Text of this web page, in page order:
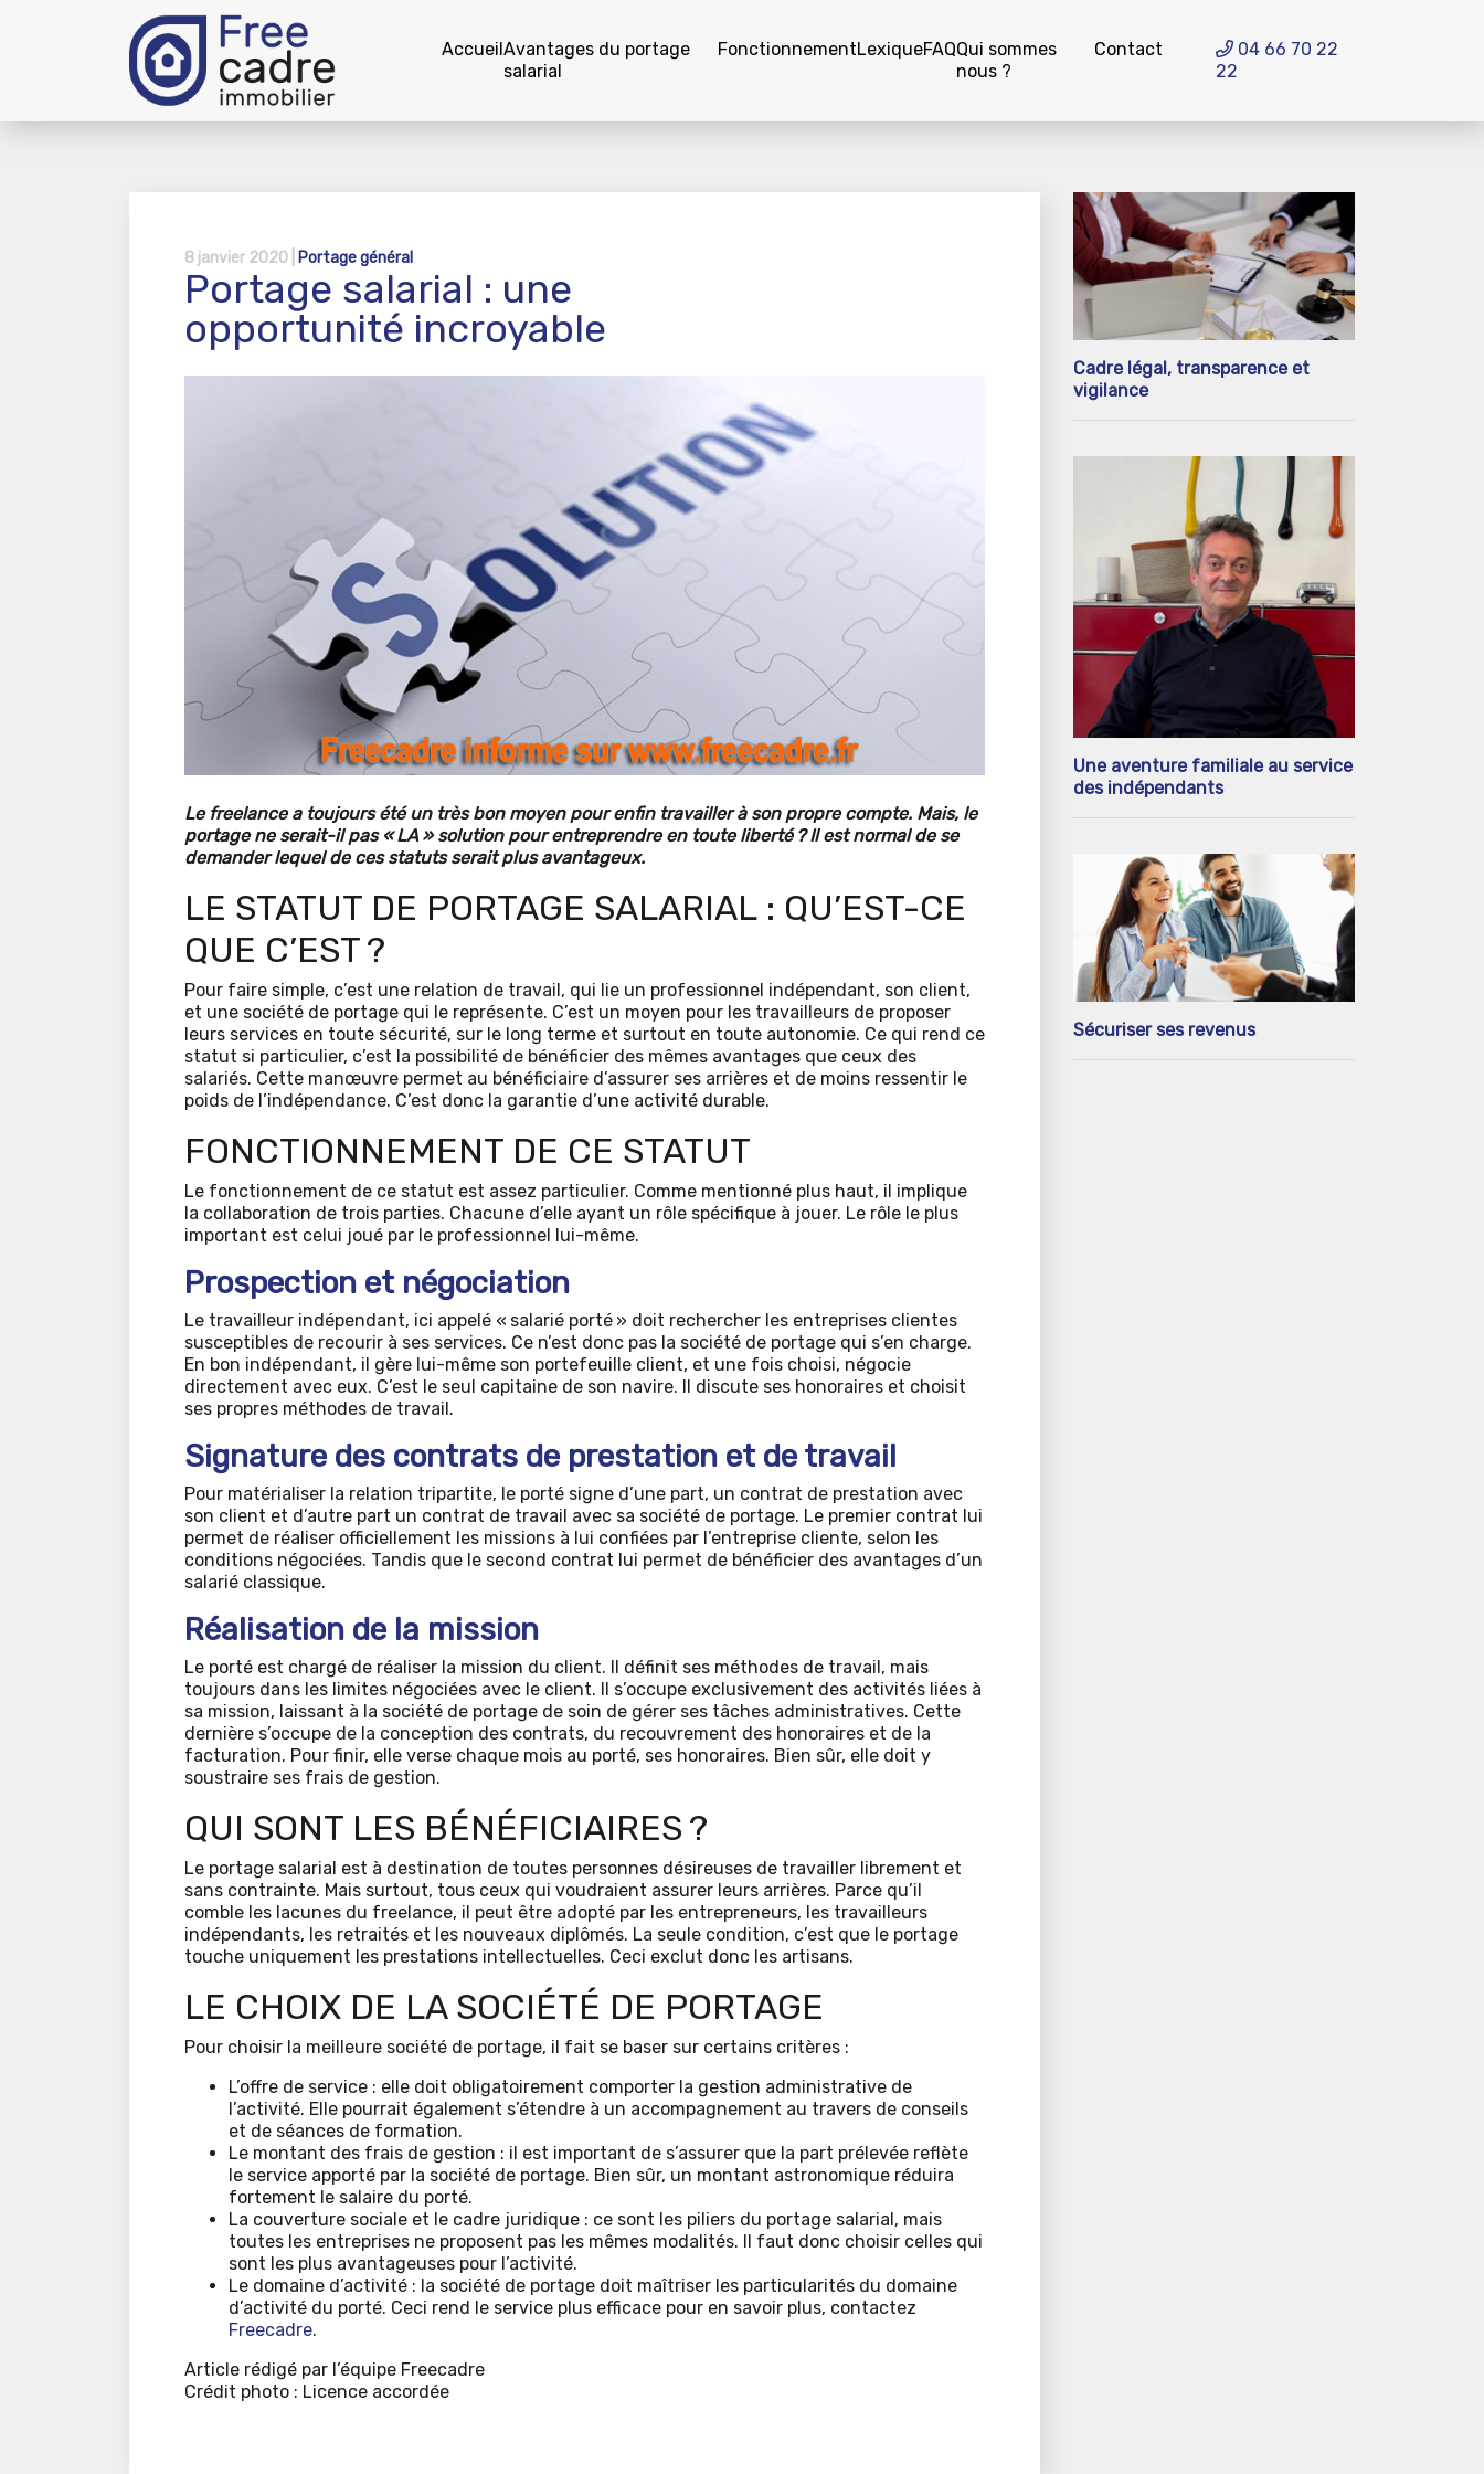
AccueilAvantages du portage
salarial
FonctionnementLexiqueFAQQui sommes
nous ?
Contact
04 66 70 22
22
8 janvier 2020 | Portage général
Portage salarial : une
opportunité incroyable
Le freelance a toujours été un très bon moyen pour enfin travailler à son propre compte. Mais, le
portage ne serait-il pas « LA » solution pour entreprendre en toute liberté ? Il est normal de se
demander lequel de ces statuts serait plus avantageux.
LE STATUT DE PORTAGE SALARIAL : QU’EST-CE
QUE C’EST ?
Pour faire simple, c’est une relation de travail, qui lie un professionnel indépendant, son client,
et une société de portage qui le représente. C’est un moyen pour les travailleurs de proposer
leurs services en toute sécurité, sur le long terme et surtout en toute autonomie. Ce qui rend ce
statut si particulier, c’est la possibilité de bénéficier des mêmes avantages que ceux des
salariés. Cette manœuvre permet au bénéficiaire d’assurer ses arrières et de moins ressentir le
poids de l’indépendance. C’est donc la garantie d’une activité durable.
FONCTIONNEMENT DE CE STATUT
Le fonctionnement de ce statut est assez particulier. Comme mentionné plus haut, il implique
la collaboration de trois parties. Chacune d’elle ayant un rôle spécifique à jouer. Le rôle le plus
important est celui joué par le professionnel lui-même.
Prospection et négociation
Le travailleur indépendant, ici appelé « salarié porté » doit rechercher les entreprises clientes
susceptibles de recourir à ses services. Ce n’est donc pas la société de portage qui s’en charge.
En bon indépendant, il gère lui-même son portefeuille client, et une fois choisi, négocie
directement avec eux. C’est le seul capitaine de son navire. Il discute ses honoraires et choisit
ses propres méthodes de travail.
Signature des contrats de prestation et de travail
Pour matérialiser la relation tripartite, le porté signe d’une part, un contrat de prestation avec
son client et d’autre part un contrat de travail avec sa société de portage. Le premier contrat lui
permet de réaliser officiellement les missions à lui confiées par l’entreprise cliente, selon les
conditions négociées. Tandis que le second contrat lui permet de bénéficier des avantages d’un
salarié classique.
Réalisation de la mission
Le porté est chargé de réaliser la mission du client. Il définit ses méthodes de travail, mais
toujours dans les limites négociées avec le client. Il s’occupe exclusivement des activités liées à
sa mission, laissant à la société de portage de soin de gérer ses tâches administratives. Cette
dernière s’occupe de la conception des contrats, du recouvrement des honoraires et de la
facturation. Pour finir, elle verse chaque mois au porté, ses honoraires. Bien sûr, elle doit y
soustraire ses frais de gestion.
QUI SONT LES BÉNÉFICIAIRES ?
Le portage salarial est à destination de toutes personnes désireuses de travailler librement et
sans contrainte. Mais surtout, tous ceux qui voudraient assurer leurs arrières. Parce qu’il
comble les lacunes du freelance, il peut être adopté par les entrepreneurs, les travailleurs
indépendants, les retraités et les nouveaux diplômés. La seule condition, c’est que le portage
touche uniquement les prestations intellectuelles. Ceci exclut donc les artisans.
LE CHOIX DE LA SOCIÉTÉ DE PORTAGE
Pour choisir la meilleure société de portage, il fait se baser sur certains critères :
L’offre de service : elle doit obligatoirement comporter la gestion administrative de
l’activité. Elle pourrait également s’étendre à un accompagnement au travers de conseils
et de séances de formation.
Le montant des frais de gestion : il est important de s’assurer que la part prélevée reflète
le service apporté par la société de portage. Bien sûr, un montant astronomique réduira
fortement le salaire du porté.
La couverture sociale et le cadre juridique : ce sont les piliers du portage salarial, mais
toutes les entreprises ne proposent pas les mêmes modalités. Il faut donc choisir celles qui
sont les plus avantageuses pour l’activité.
Le domaine d’activité : la société de portage doit maîtriser les particularités du domaine
d’activité du porté. Ceci rend le service plus efficace pour en savoir plus, contactez
Freecadre.
Article rédigé par l’équipe Freecadre
Crédit photo : Licence accordée
Cadre légal, transparence et
vigilance
Une aventure familiale au service
des indépendants
Sécuriser ses revenus